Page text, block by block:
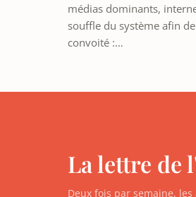
médias dominants,
souffle du système afin
convoité :…
La lettre de
Deux fois par semaine,